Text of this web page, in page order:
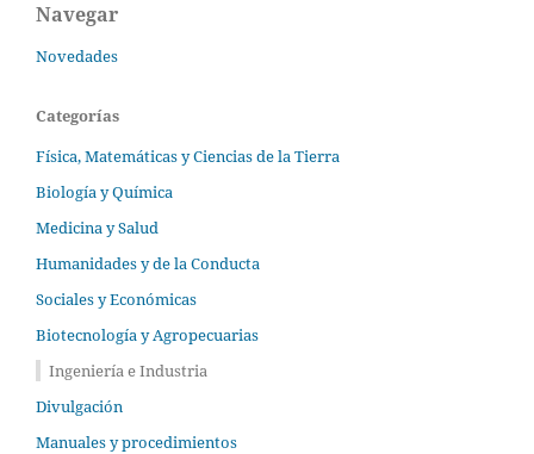
Navegar
Novedades
Categorías
Física, Matemáticas y Ciencias de la Tierra
Biología y Química
Medicina y Salud
Humanidades y de la Conducta
Sociales y Económicas
Biotecnología y Agropecuarias
Ingeniería e Industria
Divulgación
Manuales y procedimientos